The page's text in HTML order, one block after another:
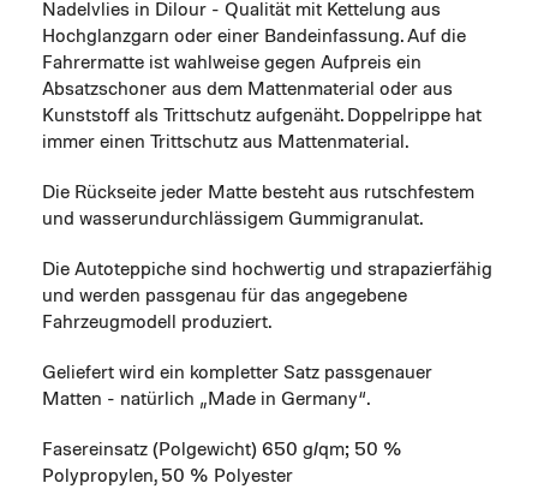
Nadelvlies in Dilour - Qualität mit Kettelung aus
Hochglanzgarn oder einer Bandeinfassung. Auf die
Fahrermatte ist wahlweise gegen Aufpreis ein
Absatzschoner aus dem Mattenmaterial oder aus
Kunststoff als Trittschutz aufgenäht. Doppelrippe hat
immer einen Trittschutz aus Mattenmaterial.
Die Rückseite jeder Matte besteht aus rutschfestem
und wasserundurchlässigem Gummigranulat.
Die Autoteppiche sind hochwertig und strapazierfähig
und werden passgenau für das angegebene
Fahrzeugmodell produziert.
Geliefert wird ein kompletter Satz passgenauer
Matten - natürlich „Made in Germany“.
Fasereinsatz (Polgewicht) 650 g/qm; 50 %
Polypropylen, 50 % Polyester